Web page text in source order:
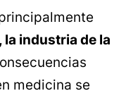
la industria de la
medicina se